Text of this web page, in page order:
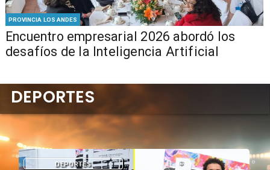
PROVINCIA LOS ANDES
Encuentro empresarial 2026 abordó los
desafíos de la Inteligencia Artificial
DEPORTES
DEPORTES